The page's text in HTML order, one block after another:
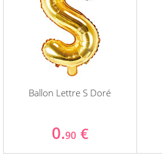
Ballon Lettre S Doré
0.90 €